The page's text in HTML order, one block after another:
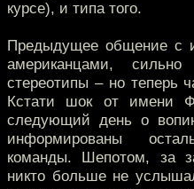
курсе), и типа того.
Предыдущее общение с
американцами,
стереотипы – но теперь
Кстати шок от имени
следующий день о
информированы
команды. Шепотом, за
никто больше не